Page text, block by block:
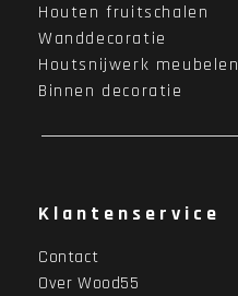
Houten fruitschalen
Wanddecoratie
Houtsnijwerk meubelen
Binnen decoratie
Klantenservice
Contact
Over Wood55